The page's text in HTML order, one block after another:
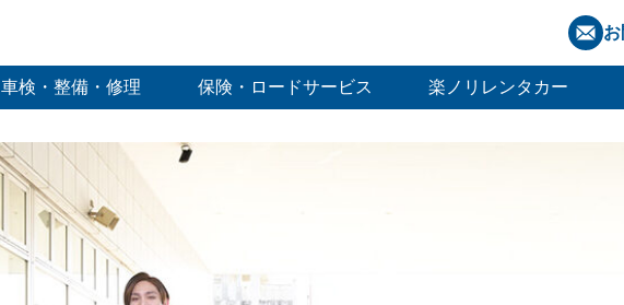
車検・整備・修理 保険・ロードサービス 楽ノリレンタカー